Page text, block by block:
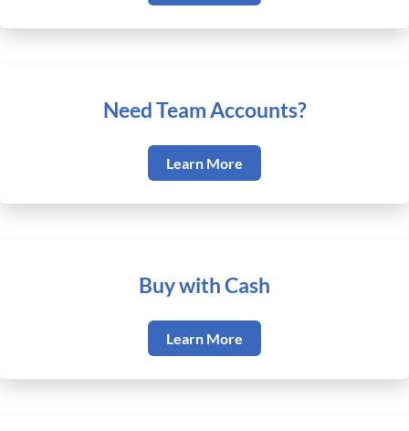
Need Team Accounts?
Learn More
Buy with Cash
Learn More